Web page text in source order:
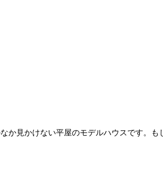
か見かけない平屋のモデルハウスです。